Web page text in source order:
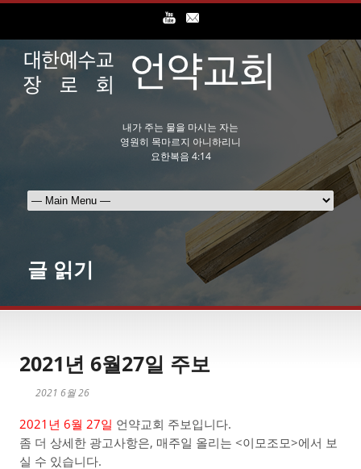
내가 주는 물을 마시는 자는
영원히 목마르지 아니하리니
요한복음 4:14
글 읽기
2021년 6월27일 주보
2021 6월 26
2021년 6월 27일 언약교회 주보입니다.
좀 더 상세한 광고사항은, 매주일 올리는 <이모조모>에서 보
실 수 있습니다.